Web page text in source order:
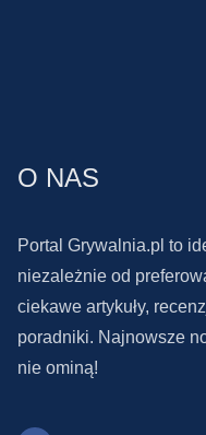
O NAS
Portal Grywalnia.pl to
niezależnie od
ciekawe artykuły,
poradniki. Najnowsze
nie ominą!